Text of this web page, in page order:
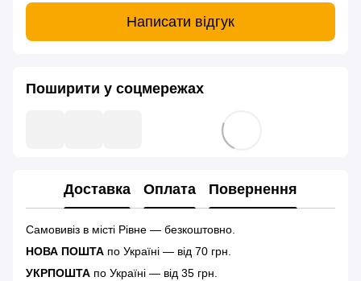
Написати відгук
Поширити у соцмережах
Доставка Оплата Повернення
Самовивіз в місті Рівне — безкоштовно.
НОВА ПОШТА по Україні — від 70 грн.
УКРПОШТА по Україні — від 35 грн.